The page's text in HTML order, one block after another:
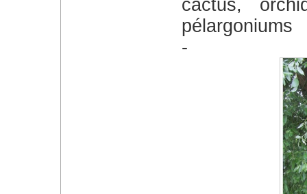
cactus,
pélargoniums